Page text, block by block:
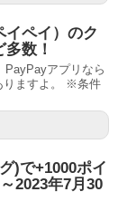
イペイ）のク
数！
PayPayアプリなら
りますよ。 ※条件
)で+1000ポイ
2023年7月30